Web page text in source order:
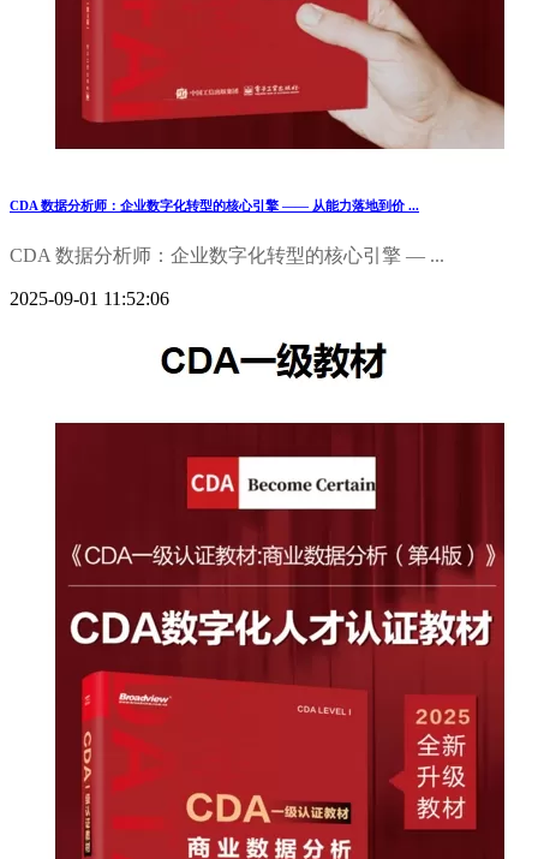
CDA 数据分析师：企业数字化转型的核心引擎 —— 从能力落地到价 ...
CDA 数据分析师：企业数字化转型的核心引擎 — ...
2025-09-01 11:52:06